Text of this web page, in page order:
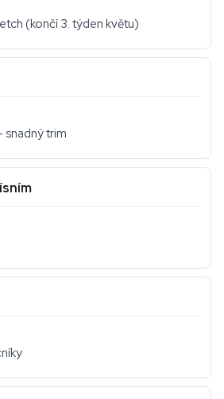
(končí 3. týden květu)
snadný trim